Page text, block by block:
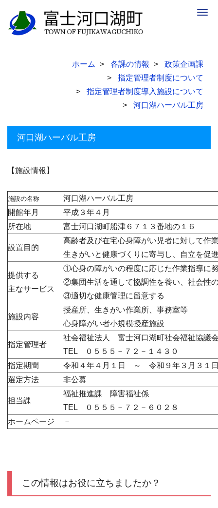
ホーム 各課の情報
政策企画課
指定管理者制度について
指定管理者制度導入施設について
河口湖ハーバル工房
河口湖ハーバル工房
【施設情報】
施設の名称
河口湖ハーバル工房
開館年月
平成３年４月
所在地
富士河口湖町船津６７１３番地の１６
設置目的
高齢者及び在宅心身障がい児者に対して作
生きがいと健康づくりに寄与し、自立を促
提供する
主なサービス
①心身の障がいの程度に応じた作業指導に
②集団生活を通して協調性を養い、社会性
③適切な健康管理に留意する
施設内容
授産所、生きがい作業所、事務室等
心身障がい者小規模授産施設
指定管理者
社会福祉法人 富士河口湖町社会福祉協議
TEL ０５５５－７２－１４３０
指定期間
令和４年４月１日 ～ 令和９年３月３１
選定方法
非公募
担当課
福祉推進課 障害福祉係
TEL ０５５５－７２－６０２８
ホームページ
－
この情報はお役に立ちましたか？